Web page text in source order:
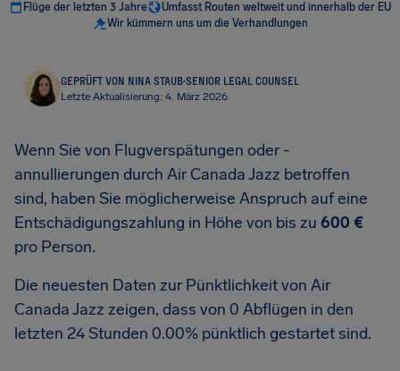
Flüge der letzten 3 Jahre
Umfasst Routen weltweit und innerhalb der EU
Wir kümmern uns um die Verhandlungen
GEPRÜFT VON NINA STAUB·SENIOR LEGAL COUNSEL
Letzte Aktualisierung: 4. März 2026
Wenn Sie von Flugverspätungen oder -
annullierungen durch Air Canada Jazz betroffen
sind, haben Sie möglicherweise Anspruch auf eine
Entschädigungszahlung in Höhe von bis zu 600 €
pro Person.
Die neuesten Daten zur Pünktlichkeit von Air
Canada Jazz zeigen, dass von 0 Abflügen in den
letzten 24 Stunden 0.00% pünktlich gestartet sind.